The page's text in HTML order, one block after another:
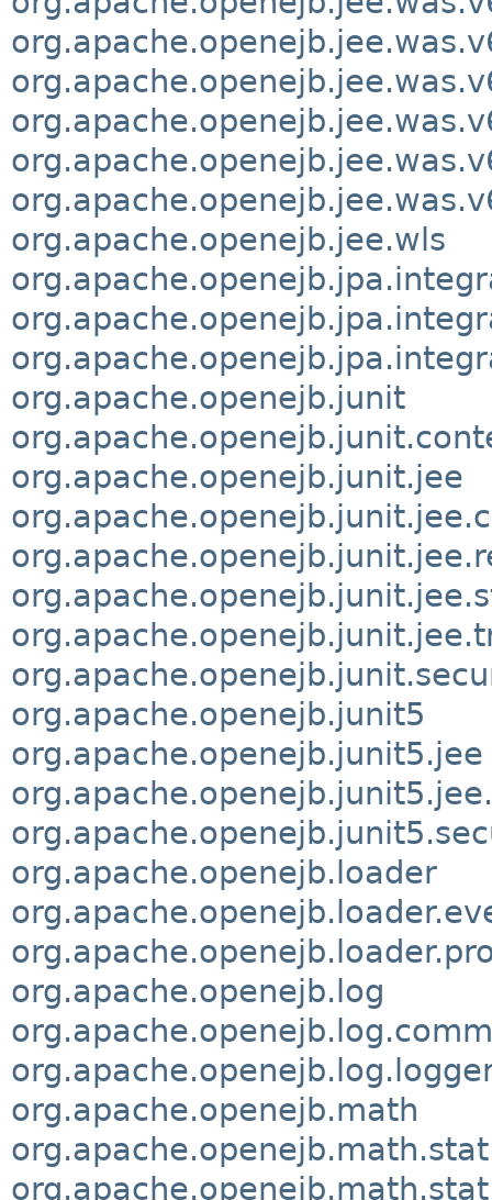
org.apache.openejb.jee.wls
org.apache.openejb.junit
org.apache.openejb.junit.jee
org.apache.openejb.junit5
org.apache.openejb.junit5.jee
org.apache.openejb.loader
org.apache.openejb.log
org.apache.openejb.math